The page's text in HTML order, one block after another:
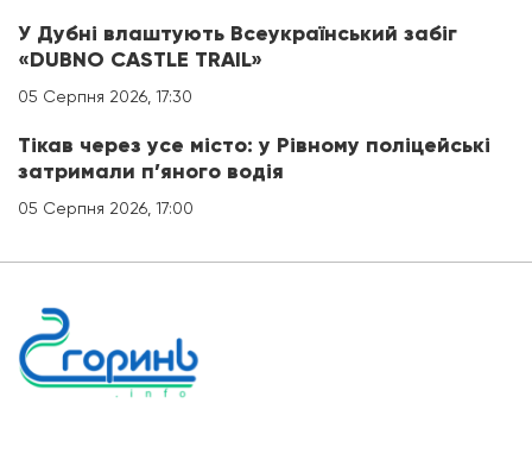
У Дубні влаштують Всеукраїнський забіг
«DUBNO CASTLE TRAIL»
05 Серпня 2026, 17:30
Тікав через усе місто: у Рівному поліцейські
затримали п’яного водія
05 Серпня 2026, 17:00